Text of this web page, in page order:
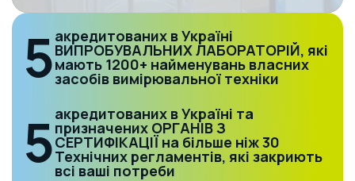
5акредитованих в Україні
ВИПРОБУВАЛЬНИХ ЛАБОРАТОРІЙ, які
мають 1200+ найменувань власних
засобів вимірювальної техніки
5акредитованих в Україні та
призначених ОРГАНІВ З
СЕРТИФІКАЦІЇ на більше ніж 30
Технічних регламентів, які закриють
всі ваші потреби